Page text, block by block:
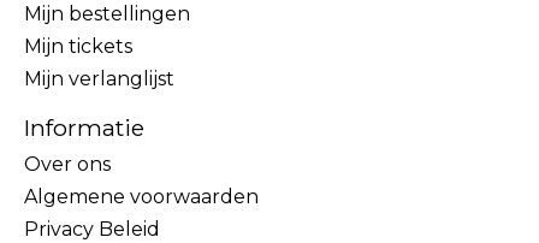
Mijn bestellingen
Mijn tickets
Mijn verlanglijst
Informatie
Over ons
Algemene voorwaarden
Privacy Beleid